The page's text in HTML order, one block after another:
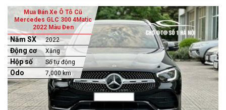
Mua Bán Xe Ô Tô Cũ
Mercedes GLC 300 4Matic
2022 Màu Đen
Năm SX 2022
Động cơ Xăng
Hộp số Số tự động
Odo 7,000 km